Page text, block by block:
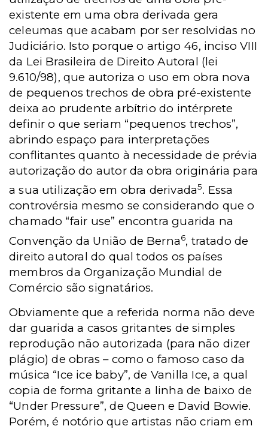
existente em uma obra derivada gera
celeumas que acabam por ser resolvidas no
Judiciário. Isto porque o artigo 46, inciso VIII
da Lei Brasileira de Direito Autoral (lei
9.610/98), que autoriza o uso em obra nova
de pequenos trechos de obra pré-existente
deixa ao prudente arbítrio do intérprete
definir o que seriam “pequenos trechos”,
abrindo espaço para interpretações
conflitantes quanto à necessidade de prévia
autorização do autor da obra originária para
a sua utilização em obra derivada5. Essa
controvérsia mesmo se considerando que o
chamado “fair use” encontra guarida na
Convenção da União de Berna6, tratado de
direito autoral do qual todos os países
membros da Organização Mundial de
Comércio são signatários.
Obviamente que a referida norma não deve
dar guarida a casos gritantes de simples
reprodução não autorizada (para não dizer
plágio) de obras – como o famoso caso da
música “Ice ice baby”, de Vanilla Ice, a qual
copia de forma gritante a linha de baixo de
“Under Pressure”, de Queen e David Bowie.
Porém, é notório que artistas não criam em